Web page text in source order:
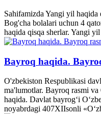
Sahifamizda Yangi yil
Bog'cha bolalari uchun 4
haqida qisqa sherlar. Yangi
Bayroq haqida.
O'zbekiston Respublikasi
ma'lumotlar. Bayroq rasmi
haqida. Davlat bayrog‘i
noyabrdagi 407­XII­sonli